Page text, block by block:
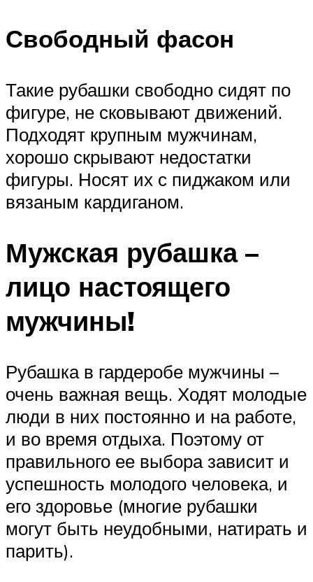
Свободный фасон
Такие рубашки свободно сидят по
фигуре, не сковывают движений.
Подходят крупным мужчинам,
хорошо скрывают недостатки
фигуры. Носят их с пиджаком или
вязаным кардиганом.
Мужская рубашка –
лицо настоящего
мужчины!
Рубашка в гардеробе мужчины –
очень важная вещь. Ходят молодые
люди в них постоянно и на работе,
и во время отдыха. Поэтому от
правильного ее выбора зависит и
успешность молодого человека, и
его здоровье (многие рубашки
могут быть неудобными, натирать и
парить).